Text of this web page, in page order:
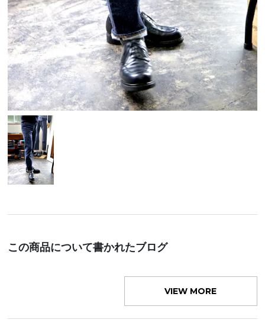
この商品について書かれたブログ
VIEW MORE